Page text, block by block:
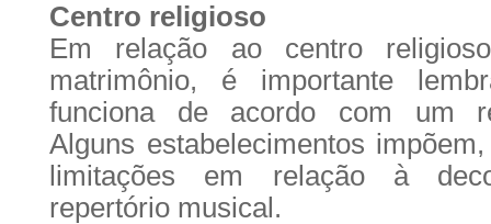
Centro religioso
Em relação ao centro
matrimônio, é importante
funciona de acordo com um
Alguns estabelecimentos
limitações em relação à
repertório musical.